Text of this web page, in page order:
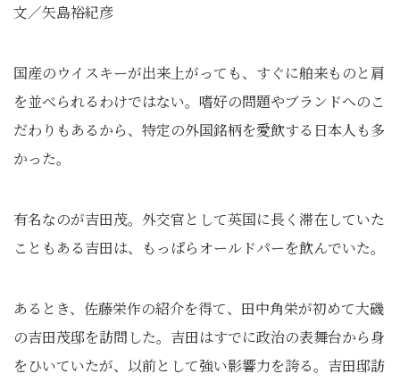
文／矢島裕紀彦
国産のウイスキーが出来上がっても、すぐに舶来ものと肩
を並べられるわけではない。嗜好の問題やブランドへのこ
だわりもあるから、特定の外国銘柄を愛飲する日本人も多
かった。
有名なのが吉田茂。外交官として英国に長く滞在していた
こともある吉田は、もっぱらオールドパーを飲んでいた。
あるとき、佐藤栄作の紹介を得て、田中角栄が初めて大磯
の吉田茂邸を訪問した。吉田はすでに政治の表舞台から身
をひいていたが、以前として強い影響力を誇る。吉田邸訪